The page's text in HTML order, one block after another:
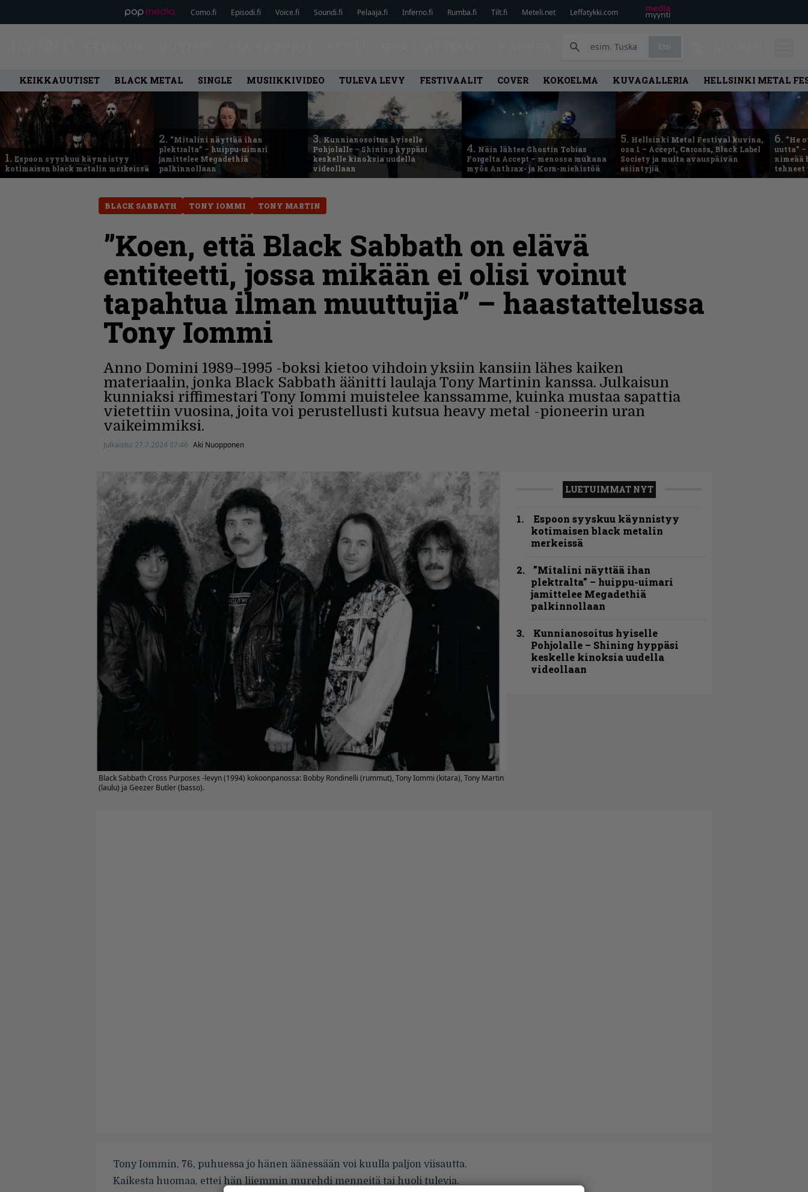
Como.fi Episodi.fi Voice.fi Soundi.fi Pelaaja.fi Inferno.fi Rumba.fi Tilt.fi Meteli.net Leffatykki.com
KEIKKAUUTISET BLACK METAL SINGLE MUSIIKKIVIDEO TULEVA LEVY FESTIVAALIT COVER KOKOELMA KUVAGALLERIA HELLSINKI METAL
1. Espoon syyskuu käynnistyy
kotimaisen black metalin merkeissä
2. ”Mitalini näyttää ihan
plektralta” – huippu-uimari
jamittelee Megadethiä
palkinnollaan
3. Kunnianosoitus hyiselle
Pohjolalle – Shining hyppäsi
keskelle kinoksia uudella
videollaan
4. Näin lähtee Ghostin Tobias
Forgelta Accept – menossa mukana
myös Anthrax- ja Korn-miehistöä
5. Hellsinki Metal Festival kuvina,
osa 1 – Accept, Carcass, Black Label
Society ja muita avauspäivän
esiintyjiä
6. ”He
uutta”
nimeää
BLACK SABBATH TONY IOMMI TONY MARTIN
”Koen, että Black Sabbath on elävä
entiteetti, jossa mikään ei olisi voinut
tapahtua ilman muuttujia” – haastattelussa
Tony Iommi
Anno Domini 1989–1995 -boksi kietoo vihdoin yksiin kansiin lähes kaiken
materiaalin, jonka Black Sabbath äänitti laulaja Tony Martinin kanssa. Julkaisun
kunniaksi riffimestari Tony Iommi muistelee kanssamme, kuinka mustaa sapattia
vietettiin vuosina, joita voi perustellusti kutsua heavy metal -pioneerin uran
vaikeimmiksi.
Julkaistu: 27.7.2024 07:46 Aki Nuopponen
Black Sabbath Cross Purposes -levyn (1994) kokoonpanossa: Bobby Rondinelli (rummut), Tony Iommi (kitara), Tony Martin
(laulu) ja Geezer Butler (basso).
LUETUIMMAT NYT
Espoon syyskuu käynnistyy
kotimaisen black metalin
merkeissä
”Mitalini näyttää ihan
plektralta” – huippu-uimari
jamittelee Megadethiä
palkinnollaan
Kunnianosoitus hyiselle
Pohjolalle – Shining hyppäsi
keskelle kinoksia uudella
videollaan
Tony Iommin, 76, puhuessa jo hänen äänessään voi kuulla paljon viisautta.
Kaikesta huomaa, ettei hän liiemmin murehdi menneitä tai huoli tulevia.